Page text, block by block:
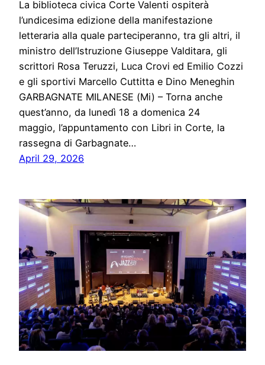
La biblioteca civica Corte Valenti ospiterà
l’undicesima edizione della manifestazione
letteraria alla quale parteciperanno, tra gli altri, il
ministro dell’Istruzione Giuseppe Valditara, gli
scrittori Rosa Teruzzi, Luca Crovi ed Emilio Cozzi
e gli sportivi Marcello Cuttitta e Dino Meneghin
GARBAGNATE MILANESE (Mi) – Torna anche
quest’anno, da lunedì 18 a domenica 24
maggio, l’appuntamento con Libri in Corte, la
rassegna di Garbagnate…
April 29, 2026